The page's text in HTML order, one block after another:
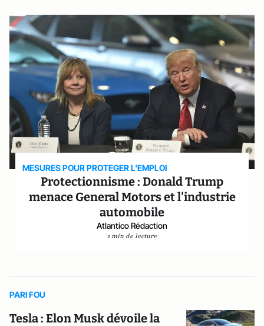
MESURES POUR PROTEGER L'EMPLOI
Protectionnisme : Donald Trump
menace General Motors et l'industrie
automobile
Atlantico Rédaction
1 min de lecture
PARI FOU
Tesla : Elon Musk dévoile la